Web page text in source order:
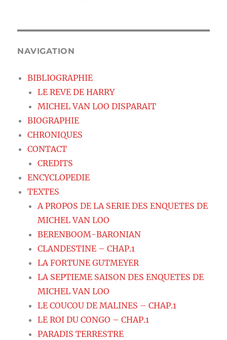
NAVIGATION
BIBLIOGRAPHIE
LE REVE DE HARRY
MICHEL VAN LOO DISPARAIT
BIOGRAPHIE
CHRONIQUES
CONTACT
CREDITS
ENCYCLOPEDIE
TEXTES
A PROPOS DE LA SERIE DES ENQUETES DE
MICHEL VAN LOO
BERENBOOM-BARONIAN
CLANDESTINE – CHAP.1
LA FORTUNE GUTMEYER
LA SEPTIEME SAISON DES ENQUETES DE
MICHEL VAN LOO
LE COUCOU DE MALINES – CHAP.1
LE ROI DU CONGO – CHAP.1
PARADIS TERRESTRE